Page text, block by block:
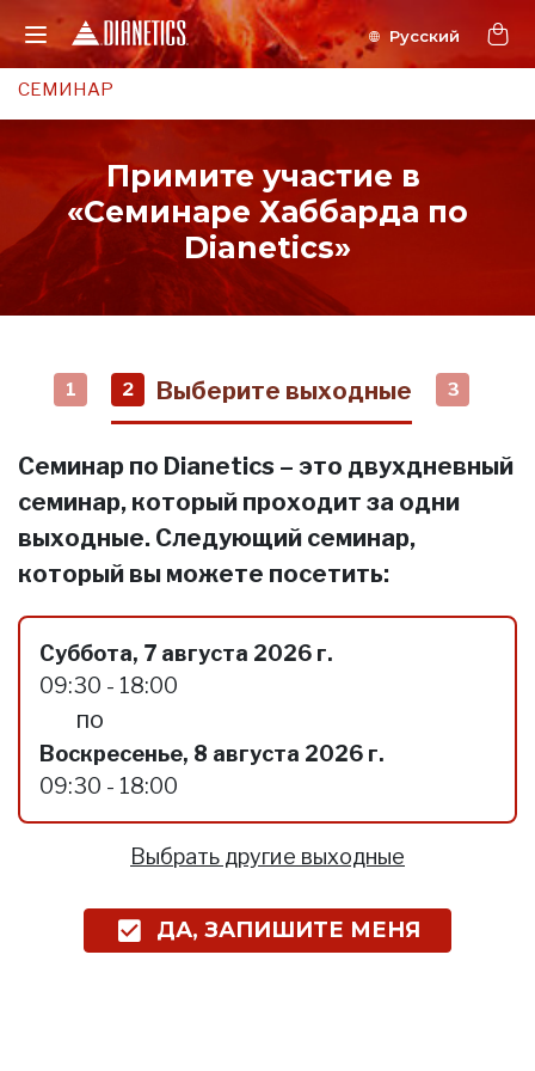
СЕМИНАР
Примите участие в
«Семинаре Хаббарда по
Dianetics»
1 2 Выберите выходные 3
Семинар по Dianetics – это двухдневный
семинар, который проходит за одни
выходные. Следующий семинар,
который вы можете посетить:
Суббота, 7 августа 2026 г.
09:30 - 18:00
по
Воскресенье, 8 августа 2026 г.
09:30 - 18:00
Выбрать другие выходные
ДА, ЗАПИШИТЕ МЕНЯ